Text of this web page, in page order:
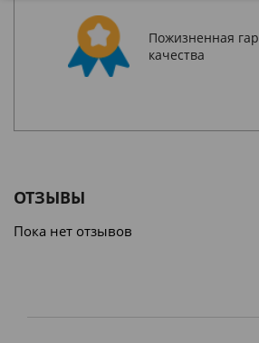
Пожизненная
качества
ОТЗЫВЫ
Пока нет отзывов